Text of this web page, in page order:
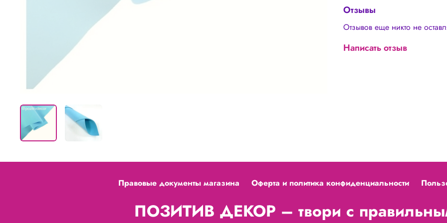
является дефектом
Отзывы
Отзывов еще никто не
Написать отзыв
Правовые документы магазина Оферта и политика конфиденциальности
ПОЗИТИВ ДЕКОР – твори с